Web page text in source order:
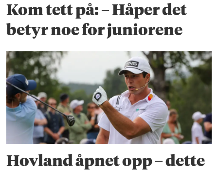
Kom tett på: – Håper det
betyr noe for juniorene
Hovland åpnet opp – dette